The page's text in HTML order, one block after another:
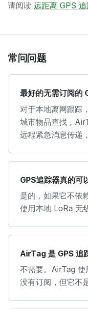
请阅读 远距离 GPS
常问问题
最好的无需订阅的
对于本地离网跟踪
城市物品查找，
远程紧急消息传递
GPS追踪器真的可
是的，如果它不依
使用本地 LoRa 无
AirTag 是 GPS 追
不需要。AirTag
没有订阅，但它不